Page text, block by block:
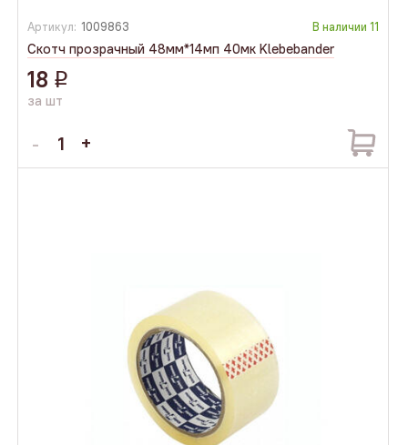
Артикул: 1009863 В наличии 11
Скотч прозрачный 48мм*14мп 40мк Klebebander
18 q
за шт